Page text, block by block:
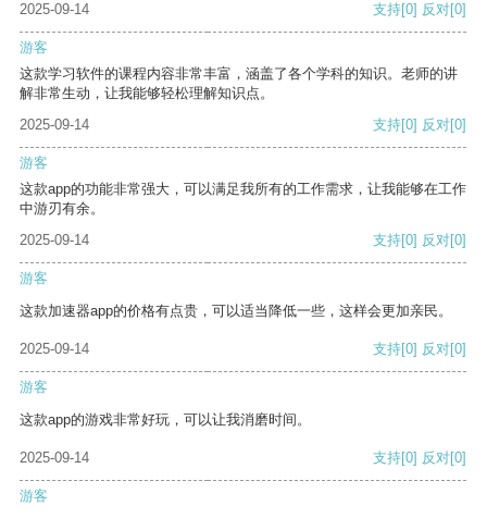
2025-09-14
支持[0] 反对[0]
游客
这款学习软件的课程内容非常丰富，涵盖了各个学科的知识。老师的讲
解非常生动，让我能够轻松理解知识点。
2025-09-14
支持[0] 反对[0]
游客
这款app的功能非常强大，可以满足我所有的工作需求，让我能够在工作
中游刃有余。
2025-09-14
支持[0] 反对[0]
游客
这款加速器app的价格有点贵，可以适当降低一些，这样会更加亲民。
2025-09-14 支持[0] 反对[0]
游客
这款app的游戏非常好玩，可以让我消磨时间。
2025-09-14 支持[0] 反对[0]
游客